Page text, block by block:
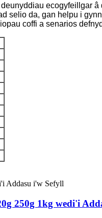
ecogyfeillgar
selio da, gan helpu i
coffi a senarios
250g 1kg wedi'i